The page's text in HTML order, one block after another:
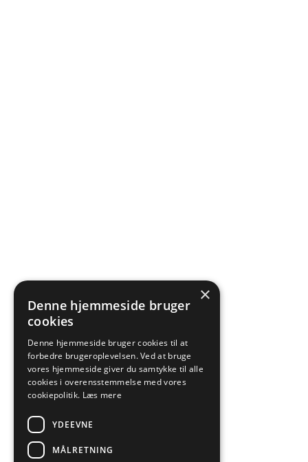
×
Denne hjemmeside bruger
cookies
Denne hjemmeside bruger cookies til at
forbedre brugeroplevelsen. Ved at bruge
vores hjemmeside giver du samtykke til alle
cookies i overensstemmelse med vores
cookiepolitik. Læs mere
YDEEVNE
MÅLRETNING